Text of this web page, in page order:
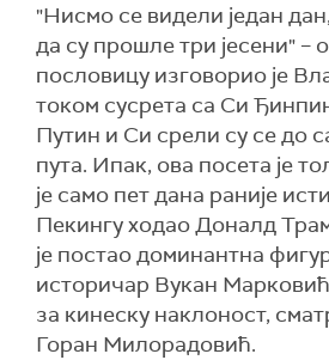
"Нисмо се видели један
да су прошле три јесени" –
пословицу изговорио је
током сусрета са Си
Путин и Си срели су се до
пута. Ипак, ова посета је
је само пет дана раније
Пекингу ходао Доналд
je постао доминантна
историчар Вукан
за кинеску наклоност,
Горан Милорадовић.